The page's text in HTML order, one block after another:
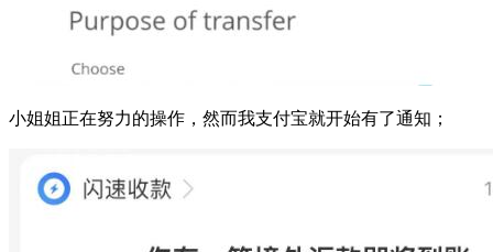
小姐姐正在努力的操作，然而我支付宝就开始有了通知；